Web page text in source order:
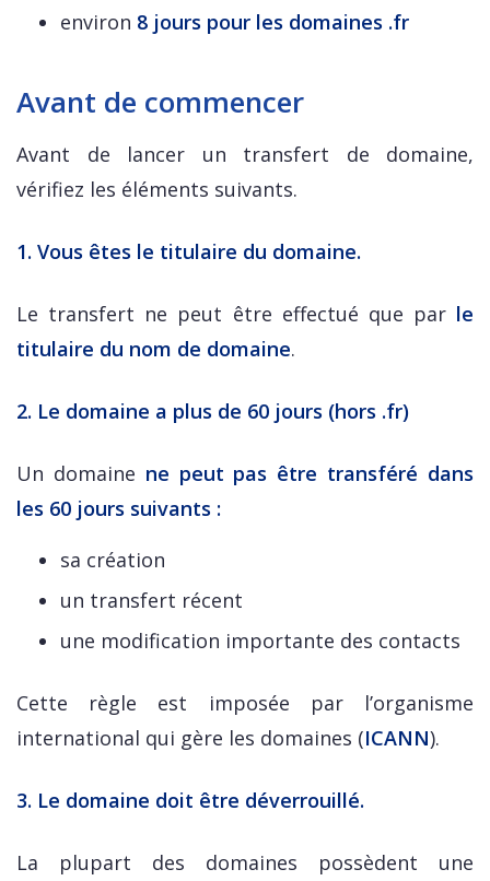
environ 8 jours pour les domaines .fr
Avant de commencer
Avant de lancer un transfert de domaine,
vérifiez les éléments suivants.
1. Vous êtes le titulaire du domaine.
Le transfert ne peut être effectué que par le
titulaire du nom de domaine.
2. Le domaine a plus de 60 jours (hors .fr)
Un domaine ne peut pas être transféré dans
les 60 jours suivants :
sa création
un transfert récent
une modification importante des contacts
Cette règle est imposée par l’organisme
international qui gère les domaines (ICANN).
3. Le domaine doit être déverrouillé.
La plupart des domaines possèdent une